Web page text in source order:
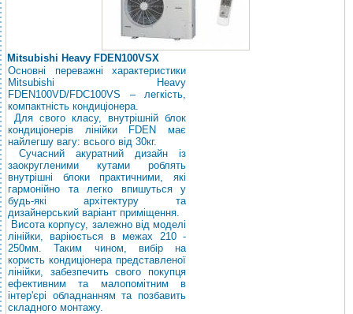
Mitsubishi Heavy FDEN100VSX
Основні переважні характеристики
Mitsubishi Heavy
FDEN100VD/FDC100VS – легкість,
компактність кондиціонера.
Для свого класу, внутрішній блок
кондиціонерів лінійки FDEN має
найлегшу вагу: всього від 30кг.
Сучасний акуратний дизайн із
заокругленими кутами роблять
внутрішні блоки практичними, які
гармонійно та легко впишуться у
будь-які архітектуру та
дизайнерський варіант приміщення.
Висота корпусу, залежно від моделі
лінійки, варіюється в межах 210 -
250мм. Таким чином, вибір на
користь кондиціонера представленої
лінійки, забезпечить свого покупця
ефективним та малопомітним в
інтер'єрі обладнанням та позбавить
складного монтажу.